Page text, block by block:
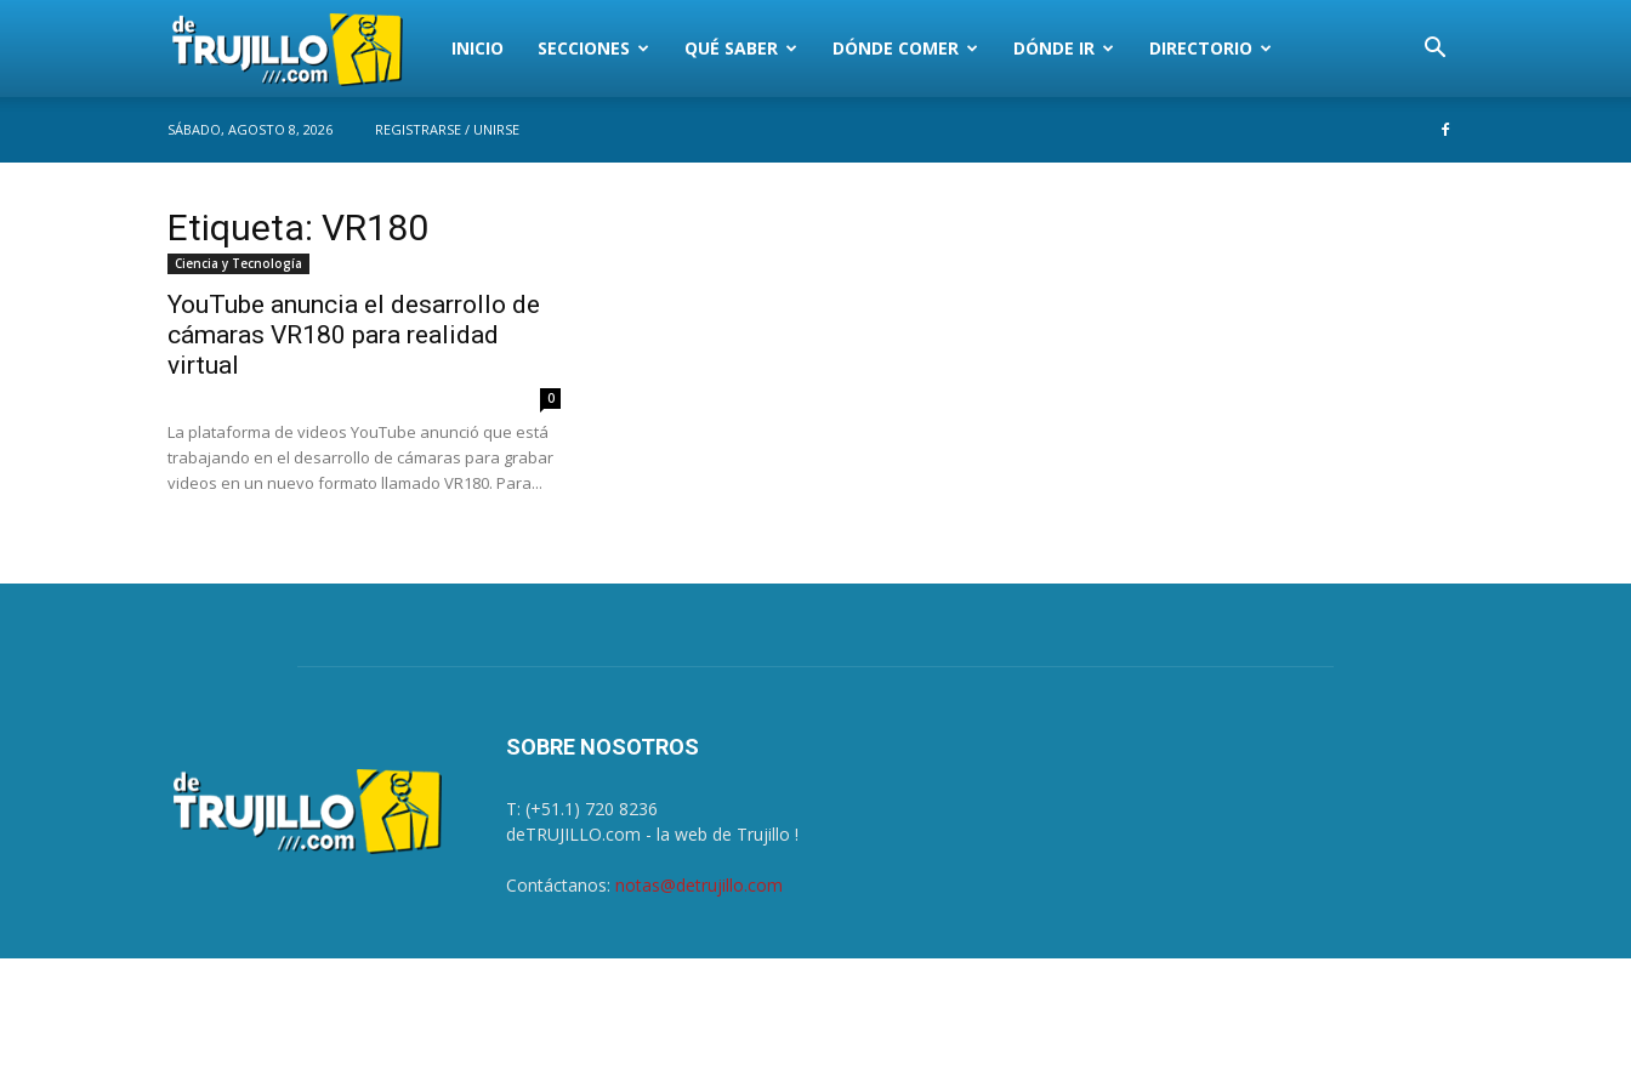
Trujillo
INICIO SECCIONES QUÉ SABER DÓNDE COMER DÓNDE IR DIRECTORIO
SÁBADO, AGOSTO 8, 2026 REGISTRARSE / UNIRSE
Etiqueta: VR180
Ciencia y Tecnología
YouTube anuncia el desarrollo de
cámaras VR180 para realidad
virtual
0
La plataforma de videos YouTube anunció que está
trabajando en el desarrollo de cámaras para grabar
videos en un nuevo formato llamado VR180. Para...
SOBRE NOSOTROS
T: (+51.1) 720 8236
deTRUJILLO.com - la web de Trujillo !
Contáctanos: notas@detrujillo.com